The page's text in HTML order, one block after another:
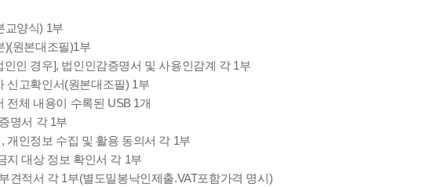
양식) 1부
원본대조필)1부
인 경우], 법인인감증명서 및 사용인감계 각 1부
고확인서(원본대조필) 1부
체 내용이 수록된 USB 1개
명서 각 1부
인정보 수집 및 활용 동의서 각 1부
대상 정보 확인서 각 1부
적서 각 1부(별도밀봉낙인제출.VAT포함가격 명시)